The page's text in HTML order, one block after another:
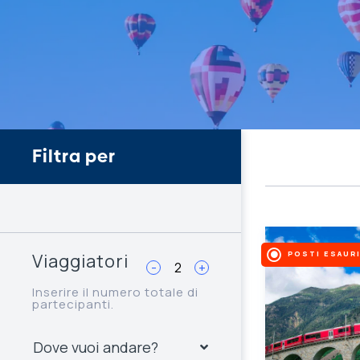
Filtra per
Viaggiatori - +
Inserire il numero totale di
partecipanti.
Dove vuoi andare?
POSTI